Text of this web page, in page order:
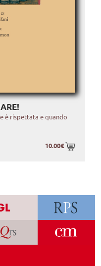
è rispettata e quando
10.00€